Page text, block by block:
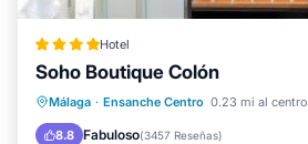
Hotel
Soho Boutique Colón
Málaga · Ensanche Centro 0.23 mi al centro
8.8 Fabuloso(3457 Reseñas)
Cocina Aire acondicionado
Se admiten mascotas